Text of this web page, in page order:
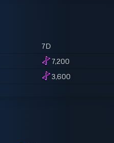
7D
7,200
3,600